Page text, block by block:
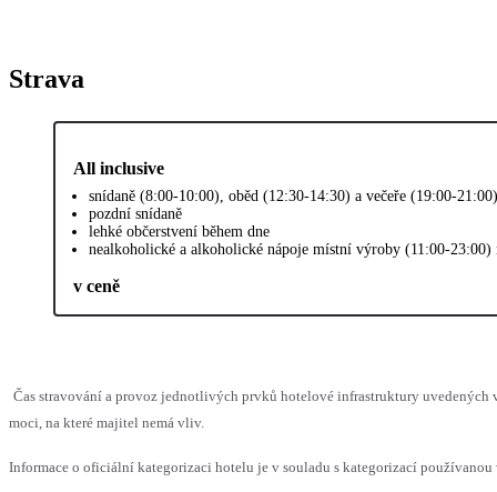
Strava
All inclusive
snídaně (8:00-10:00), oběd (12:30-14:30) a večeře (19:00-
pozdní snídaně
lehké občerstvení během dne
nealkoholické a alkoholické nápoje místní výroby (11:00-23:00)
v ceně
Čas stravování a provoz jednotlivých prvků hotelové infrastruktury uvedených
moci, na které majitel nemá vliv.
Informace o oficiální kategorizaci hotelu je v souladu s kategorizací